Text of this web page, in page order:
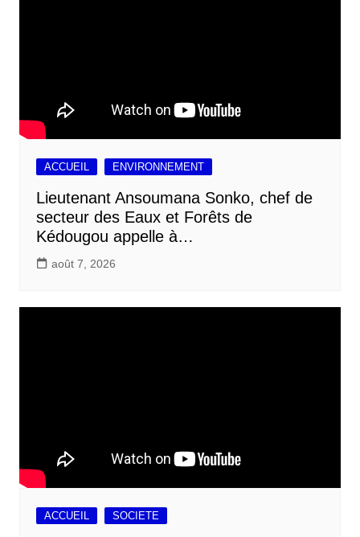
ACCUEIL ENVIRONNEMENT
Lieutenant Ansoumana Sonko, chef de
secteur des Eaux et Forêts de
Kédougou appelle à…
août 7, 2026
ACCUEIL SOCIETE